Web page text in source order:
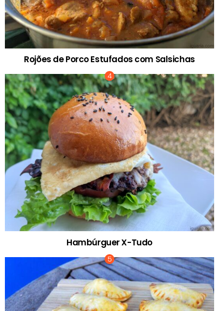
Rojões de Porco Estufados com Salsichas
Hambúrguer X-Tudo